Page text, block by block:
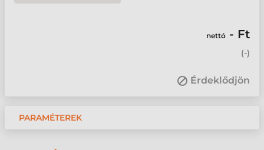
nettó - Ft
(-)
Érdeklődjön
PARAMÉTEREK